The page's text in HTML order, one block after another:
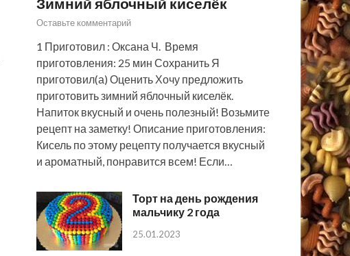
Оставьте комментарий
1 Приготовил : Оксана Ч. Время
приготовления: 25 мин Сохранить Я
приготовил(а) Оценить Хочу предложить
приготовить зимний яблочный киселёк.
Напиток вкусный и очень полезный! Возьмите
рецепт на заметку! Описание приготовления:
Кисель по этому рецепту получается вкусный
и ароматный, понравится всем! Если…
Торт на день рождения
мальчику 2 года
25.01.2023